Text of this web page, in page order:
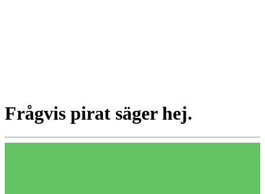
Frågvis pirat säger hej.